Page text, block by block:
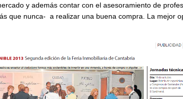
y además contar con el asesoramiento de
que nunca- a realizar una buena compra. La mejor